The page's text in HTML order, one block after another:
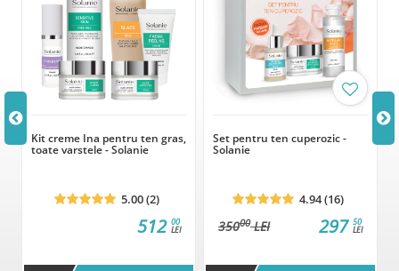
Kit creme Ina pentru ten gras,
toate varstele - Solanie
5.00 (2)
00
LEI
512
Set pentru ten cuperozic -
Solanie
4.94 (16)
35000LEI 50
LEI
297